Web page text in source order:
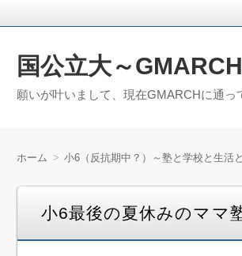
国公立大～
願いが叶いまして、現在GMARCHに通っ
ホーム 小6（反抗期中？）～塾と学校と生活と
小6最後の夏休みのママ